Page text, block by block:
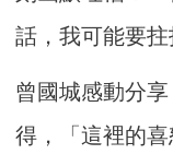
話，我可能要拄
曾國城感動分
得，「這裡的